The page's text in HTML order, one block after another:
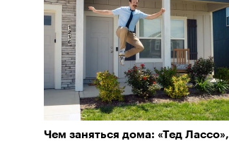
Чем заняться дома: «Тед Лассо»,